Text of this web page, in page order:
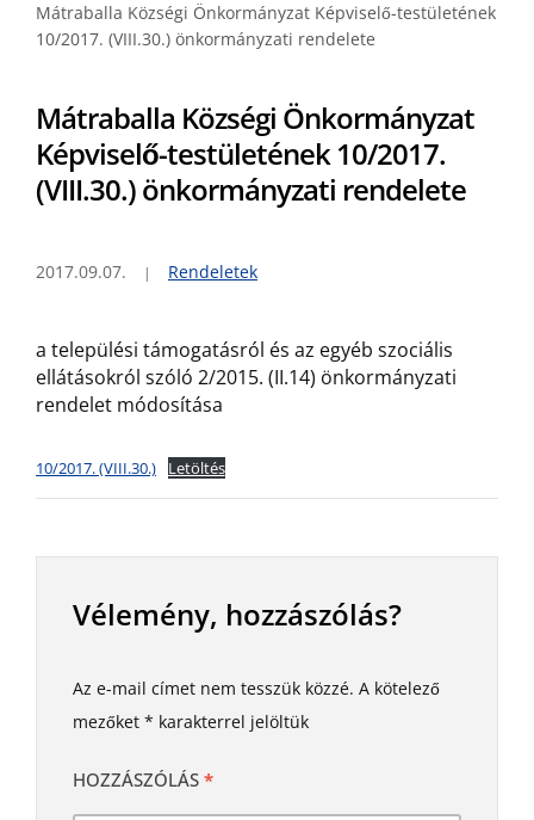
Mátraballa Községi Önkormányzat Képviselő-testületének
10/2017. (VIII.30.) önkormányzati rendelete
Mátraballa Községi Önkormányzat
Képviselő-testületének 10/2017.
(VIII.30.) önkormányzati rendelete
2017.09.07. Rendeletek
a települési támogatásról és az egyéb szociális
ellátásokról szóló 2/2015. (II.14) önkormányzati
rendelet módosítása
10/2017. (VIII.30.) Letöltés
Vélemény, hozzászólás?
Az e-mail címet nem tesszük közzé. A kötelező
mezőket * karakterrel jelöltük
HOZZÁSZÓLÁS *